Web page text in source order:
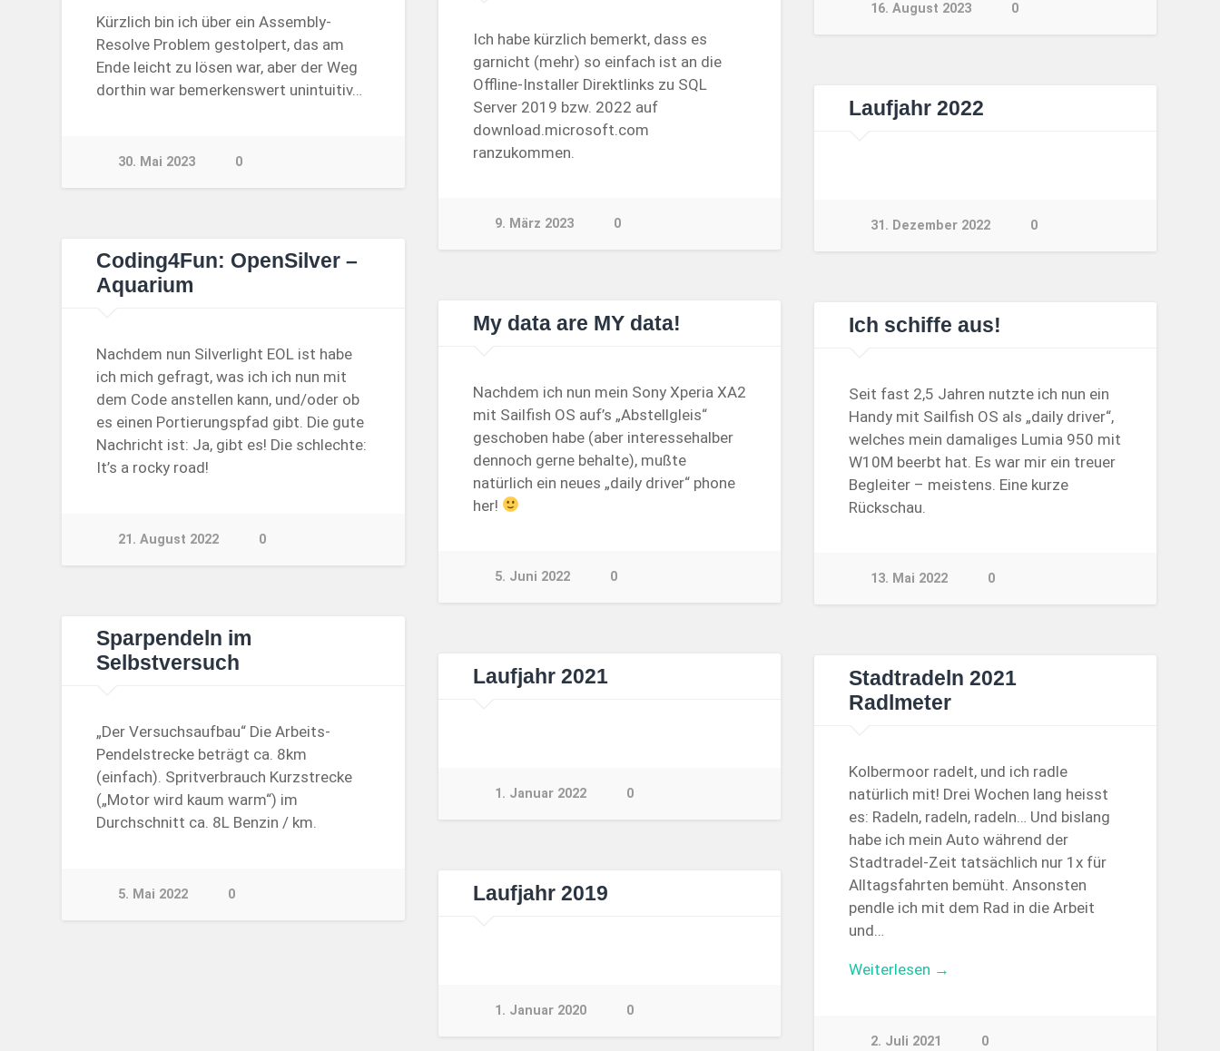
16. August 2023 0
Kürzlich bin ich über ein Assembly-
Resolve Problem gestolpert, das am
Ende leicht zu lösen war, aber der Weg
dorthin war bemerkenswert unintuitiv…
30. Mai 2023 0
Ich habe kürzlich bemerkt, dass es
garnicht (mehr) so einfach ist an die
Offline-Installer Direktlinks zu SQL
Server 2019 bzw. 2022 auf
download.microsoft.com
ranzukommen.
9. März 2023 0
Laufjahr 2022
31. Dezember 2022 0
Coding4Fun: OpenSilver –
Aquarium
Nachdem nun Silverlight EOL ist habe
ich mich gefragt, was ich ich nun mit
dem Code anstellen kann, und/oder ob
es einen Portierungspfad gibt. Die gute
Nachricht ist: Ja, gibt es! Die schlechte:
It’s a rocky road!
21. August 2022 0
My data are MY data!
Nachdem ich nun mein Sony Xperia XA2
mit Sailfish OS auf’s „Abstellgleis“
geschoben habe (aber interessehalber
dennoch gerne behalte), mußte
natürlich ein neues „daily driver“ phone
her!
5. Juni 2022 0
Ich schiffe aus!
Seit fast 2,5 Jahren nutzte ich nun ein
Handy mit Sailfish OS als „daily driver“,
welches mein damaliges Lumia 950 mit
W10M beerbt hat. Es war mir ein treuer
Begleiter – meistens. Eine kurze
Rückschau.
13. Mai 2022 0
Sparpendeln im
Selbstversuch
„Der Versuchsaufbau“ Die Arbeits-
Pendelstrecke beträgt ca. 8km
(einfach). Spritverbrauch Kurzstrecke
(„Motor wird kaum warm“) im
Durchschnitt ca. 8L Benzin / km.
5. Mai 2022 0
Laufjahr 2021
1. Januar 2022 0
Stadtradeln 2021
Radlmeter
Kolbermoor radelt, und ich radle
natürlich mit! Drei Wochen lang heisst
es: Radeln, radeln, radeln… Und bislang
habe ich mein Auto während der
Stadtradel-Zeit tatsächlich nur 1x für
Alltagsfahrten bemüht. Ansonsten
pendle ich mit dem Rad in die Arbeit
und…
Weiterlesen →
2. Juli 2021 0
Laufjahr 2019
1. Januar 2020 0